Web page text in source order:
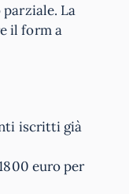
La
il form a
iscritti già
euro per